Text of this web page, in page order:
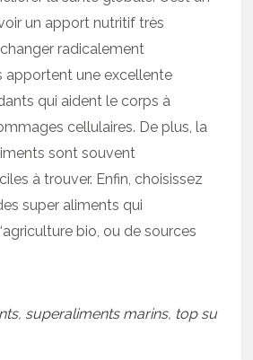
un apport nutritif très
radicalement
apportent une excellente
qui aident le corps à
cellulaires. De plus, la
sont souvent
à trouver. Enfin, choisissez
super aliments qui
bio, ou de sources
, superaliments marins, top su